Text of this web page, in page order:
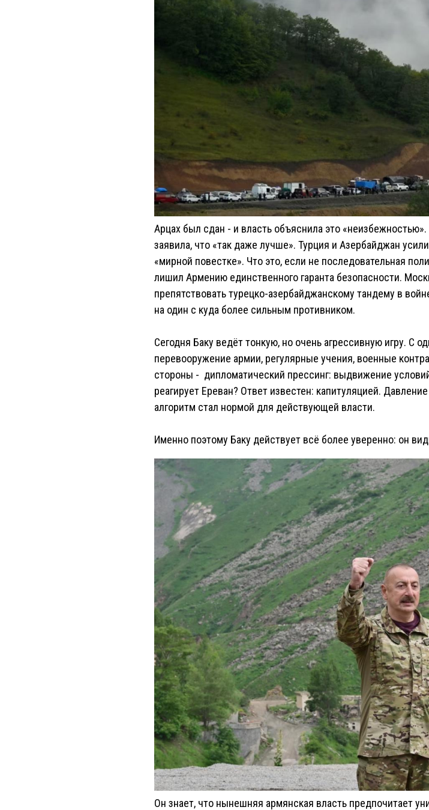
Арцах был сдан - и власть объяснила это
заявила, что «так даже лучше». Турция и Азербайджан
«мирной повестке». Что это, если не последовательная
лишил Армению единственного гаранта безопасности.
препятствовать турецко-азербайджанскому тандему в
на один с куда более сильным противником.
Сегодня Баку ведёт тонкую, но очень агрессивную игру. С
перевооружение армии, регулярные учения, военные
стороны - дипломатический прессинг: выдвижение
реагирует Ереван? Ответ известен: капитуляцией.
алгоритм стал нормой для действующей власти.
Именно поэтому Баку действует всё более уверенно: он
Он знает, что нынешняя армянская власть предпочитает